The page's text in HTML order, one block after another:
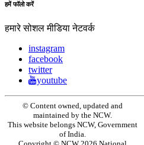
हमें फॉलो करें
हमारे सोशल मीडिया नेटवर्क
instagram
facebook
twitter
youtube
© Content owned, updated and
maintained by the NCW.
This website belongs NCW, Government
of India.